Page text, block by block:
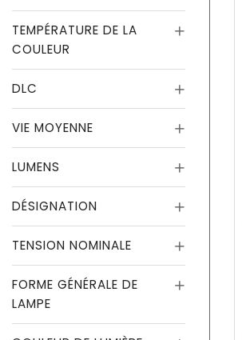
TEMPÉRATURE DE LA
COULEUR
DLC
VIE MOYENNE
LUMENS
DÉSIGNATION
TENSION NOMINALE
FORME GÉNÉRALE DE
LAMPE